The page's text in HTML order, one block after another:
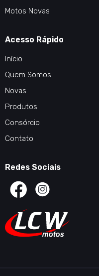
Motos Novas
Acesso Rápido
Início
Quem Somos
Novas
Produtos
Consórcio
Contato
Redes Sociais